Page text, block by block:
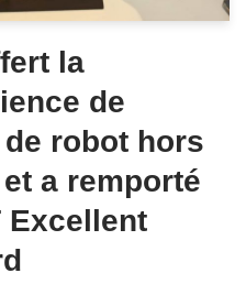
la
de
robot hors
a remporté
Excellent